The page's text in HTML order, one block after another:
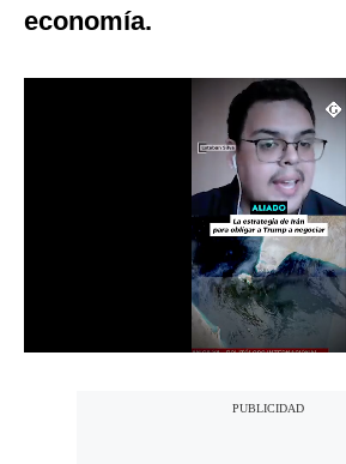
Tecnología
Videos
economía.